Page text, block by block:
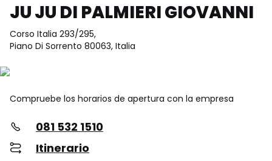
JU JU DI PALMIERI GIOVANNI
Corso Italia 293/295,
Piano Di Sorrento 80063, Italia
Compruebe los horarios de apertura con la empresa
081 532 1510
Itinerario